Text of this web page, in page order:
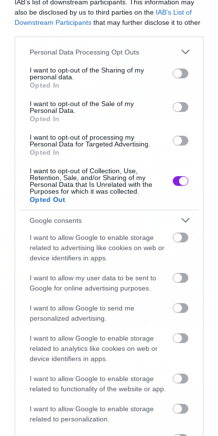
IAB’s list of downstream participants. This information may
also be disclosed by us to third parties on the IAB’s List of
Downstream Participants that may further disclose it to other
Please note that this website/app uses one or more Google
not limited to your visit or usage behaviour. You may click to
grant or deny consent to Google and its third-party tags to
use your data for below specified purposes in below Google
consent section.
Personal Data Processing Opt Outs
I want to opt-out of the Sharing of my
personal data.
Opted In
I want to opt-out of the Sale of my
Personal Data.
Opted In
I want to opt-out of processing my
Personal Data for Targeted Advertising.
Opted In
I want to opt-out of Collection, Use,
Retention, Sale, and/or Sharing of my
Personal Data that Is Unrelated with the
Purposes for which it was collected.
Opted Out
Google consents
I want to allow Google to enable storage
related to advertising like cookies on web or
device identifiers in apps.
I want to allow my user data to be sent to
Google for online advertising purposes.
I want to allow Google to send me
personalized advertising.
I want to allow Google to enable storage
related to analytics like cookies on web or
device identifiers in apps.
I want to allow Google to enable storage
related to functionality of the website or app.
I want to allow Google to enable storage
related to personalization.
με αρχικό στόχο την κυκλοφορία το 2026, πριν
τελικά μετατεθεί για τον Δεκέμβριο του 2027.
Ο Serkis σκηνοθετεί και επιστρέφει φυσικά
στον ρόλο του Gollum, τον οποίο ενσαρκώνει
μέσω motion capture από το“The Lordofthe
: TheTwo
σκηνοθέτης έχει στο ενεργητικό του τα
“Mowgli: Legend of the Jungle”
“Venom: Let
Την παραγωγή υπογράφει ο Peter Jackson,
μαζί με τις σταθερές συνεργάτιδές του Fran
Walsh και Philippa Boyens. Η Warner Bros. είχε
τονίσει από την αρχή ότι το τρίο «θα
συμμετέχει σε κάθε στάδιο της διαδικασίας». Η
Boyens είχε αποκαλύψει παλαιότερα στο
Empire ότι η ταινία είναι «μια αρκετά έντονη
ιστορία», η οποία τοποθετείται χρονικά
ανάμεσα στο πάρτι γενεθλίων του Bilbo και τα
Ορυχεία της Μόρια, αφηγούμενη «ένα
συγκεκριμένο, αδιηγήτο κομμάτι της ιστορίας,
μέσα από την οπτική αυτού του απίθανου
πλάσματος».
Ο Serkis είχε επιβεβαιώσει πέρσι ότι βρέθηκε
στη Νέα Ζηλανδία τον Σεπτέμβριο για να
ξεκινήσει η προπαραγωγή, λέγοντας
χαρακτηριστικά: «Είμαι ενθουσιασμένος που
επιστρέφω σε μια οικογένεια με την οποία
The X-Files: I Want to Believe –
Επιστρέφει με director’s cut που
υπόσχεται περισσότερο τρόμο
Movies
Box Office: Οι καλύτερες
πρεμιέρες όλων των εποχών